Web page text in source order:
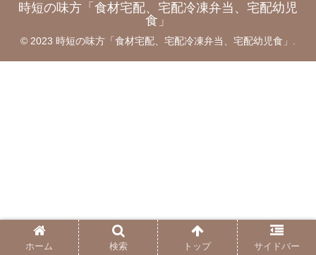
時短の味方「食材宅配、宅配冷凍弁当、宅配幼児
食」
© 2023 時短の味方「食材宅配、宅配冷凍弁当、宅配幼児食」.
ホーム 検索 トップ サイドバー